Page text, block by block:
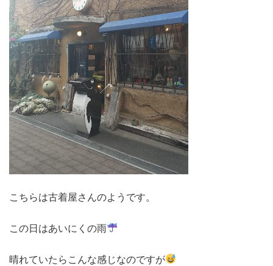
こちらは古着屋さんのようです。
この日はあいにくの雨
晴れていたらこんな感じなのですが